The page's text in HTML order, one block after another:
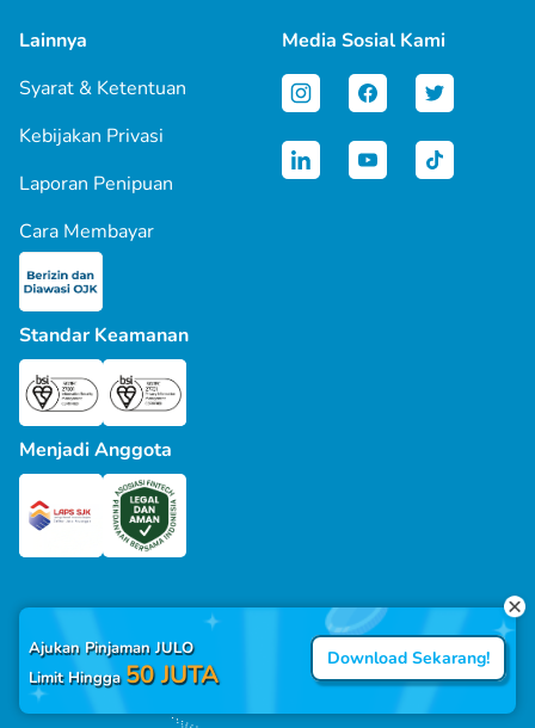
Lainnya
Syarat & Ketentuan
Kebijakan Privasi
Laporan Penipuan
Cara Membayar
Media Sosial Kami
Standar Keamanan
Menjadi Anggota
Ajukan Pinjaman JULO
Limit Hingga 50 JUTA Download Sekarang!